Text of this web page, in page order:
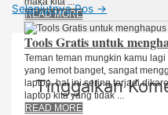
READ MORE
Tools Gratis untuk
Teman teman mungkin kamu
yang lemot banget, sangat
laptop. hal ini sering terjadi
laptop kita yang tidak ...
READ MORE
Selanjutnya Pos →
Tinggalkan